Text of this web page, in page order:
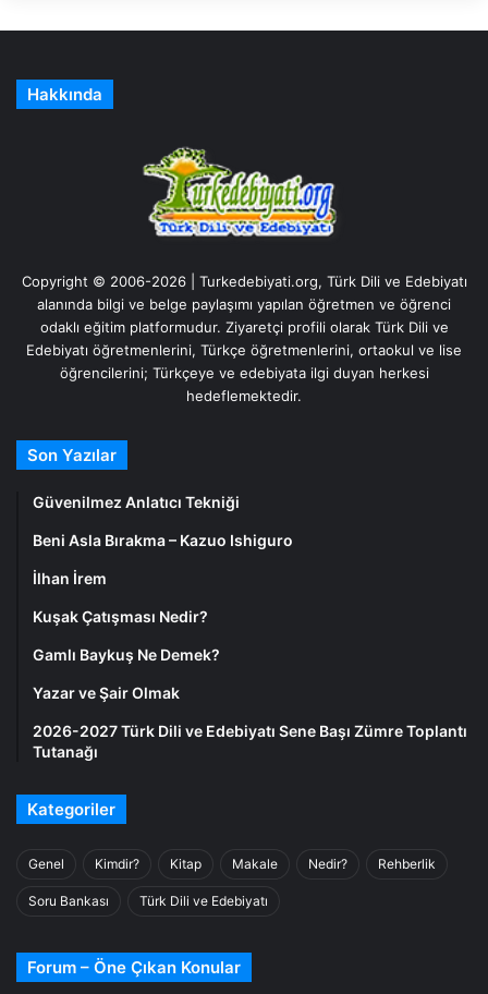
Hakkında
Copyright © 2006-2026 | Turkedebiyati.org, Türk Dili ve Edebiyatı
alanında bilgi ve belge paylaşımı yapılan öğretmen ve öğrenci
odaklı eğitim platformudur. Ziyaretçi profili olarak Türk Dili ve
Edebiyatı öğretmenlerini, Türkçe öğretmenlerini, ortaokul ve lise
öğrencilerini; Türkçeye ve edebiyata ilgi duyan herkesi
hedeflemektedir.
Son Yazılar
Güvenilmez Anlatıcı Tekniği
Beni Asla Bırakma – Kazuo Ishiguro
İlhan İrem
Kuşak Çatışması Nedir?
Gamlı Baykuş Ne Demek?
Yazar ve Şair Olmak
2026-2027 Türk Dili ve Edebiyatı Sene Başı Zümre Toplantı
Tutanağı
Kategoriler
Genel Kimdir? Kitap Makale Nedir? Rehberlik
Soru Bankası Türk Dili ve Edebiyatı
Forum – Öne Çıkan Konular